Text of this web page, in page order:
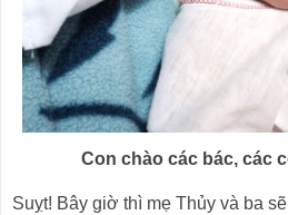
Con chào các bác, các
Suỵt! Bây giờ thì mẹ Thủy và ba